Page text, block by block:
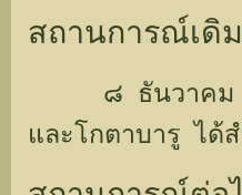
สถานการณ์เดิม
๘ ธันวาคม ๒
และโกตาบารู ได้